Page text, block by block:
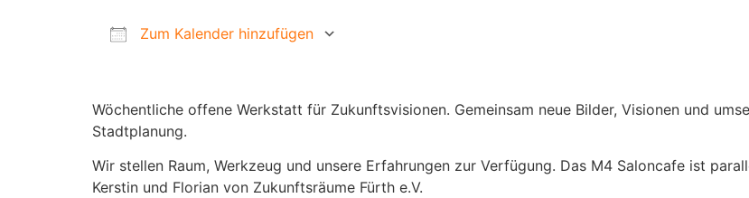
Zum Kalender hinzufügen
Wöchentliche offene Werkstatt für Zukunftsvisionen. Gemeinsam neue Bilder, Visionen und
Stadtplanung.
Wir stellen Raum, Werkzeug und unsere Erfahrungen zur Verfügung. Das M4 Saloncafe ist
Kerstin und Florian von Zukunftsräume Fürth e.V.